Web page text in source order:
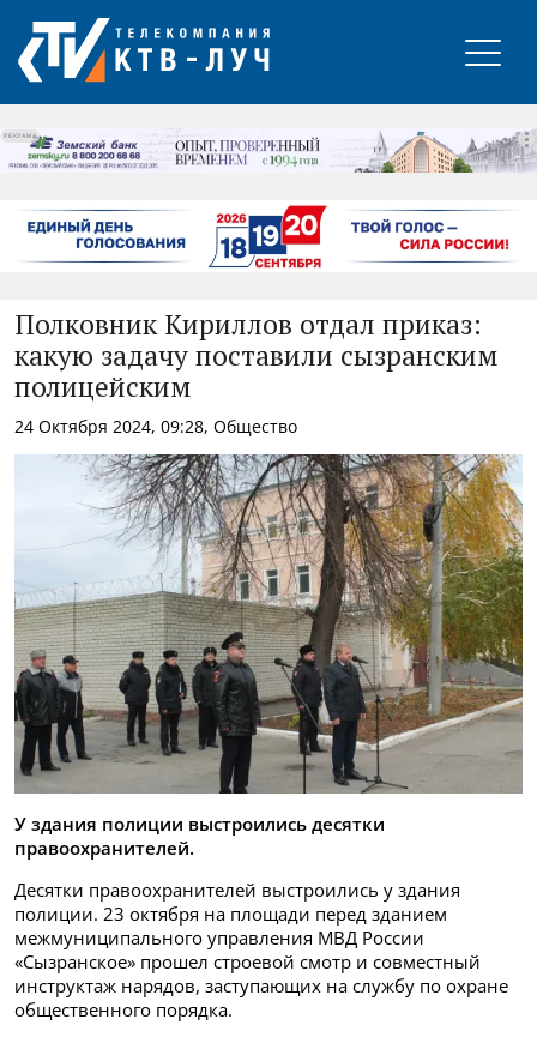
РЕКЛАМА
Полковник Кириллов отдал приказ:
какую задачу поставили сызранским
полицейским
24 Октября 2024, 09:28, Общество
У здания полиции выстроились десятки
правоохранителей.
Десятки правоохранителей выстроились у здания
полиции. 23 октября на площади перед зданием
межмуниципального управления МВД России
«Сызранское» прошел строевой смотр и совместный
инструктаж нарядов, заступающих на службу по охране
общественного порядка.